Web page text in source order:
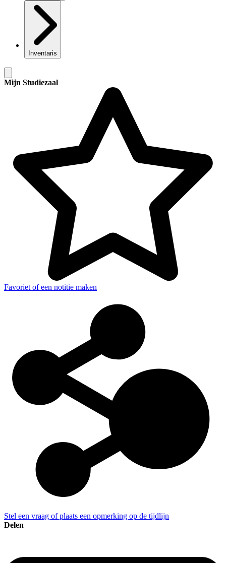
Inventaris
Mijn Studiezaal
Favoriet of een notitie maken
Stel een vraag of plaats een opmerking op de tijdlijn
Delen